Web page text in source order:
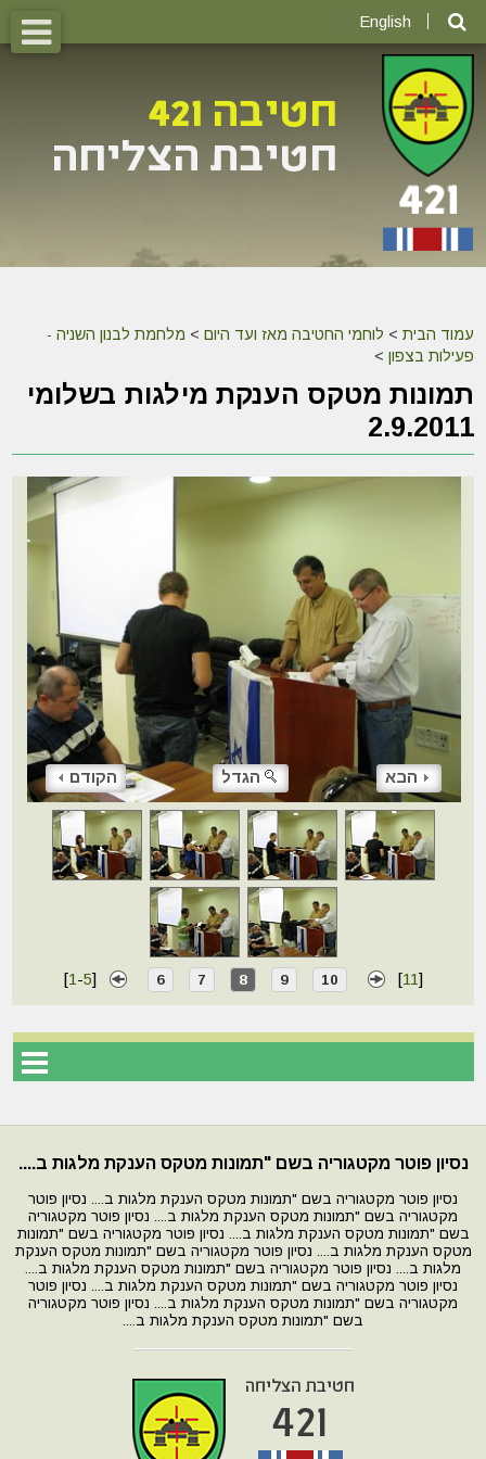
English
עמוד הבית > לוחמי החטיבה מאז ועד היום > מלחמת לבנון השניה -
פעילות בצפון >
תמונות מטקס הענקת מילגות בשלומי
2.9.2011
הקודם הגדל הבא
[1 -5] 6 7 8 9 10 [11]
נסיון פוטר מקטגוריה בשם "תמונות מטקס הענקת מלגות ב....
נסיון פוטר מקטגוריה בשם "תמונות מטקס הענקת מלגות ב.... נסיון פוטר
מקטגוריה בשם "תמונות מטקס הענקת מלגות ב.... נסיון פוטר מקטגוריה
בשם "תמונות מטקס הענקת מלגות ב.... נסיון פוטר מקטגוריה בשם "תמונות
מטקס הענקת מלגות ב.... נסיון פוטר מקטגוריה בשם "תמונות מטקס הענקת
מלגות ב.... נסיון פוטר מקטגוריה בשם "תמונות מטקס הענקת מלגות ב....
נסיון פוטר מקטגוריה בשם "תמונות מטקס הענקת מלגות ב.... נסיון פוטר
מקטגוריה בשם "תמונות מטקס הענקת מלגות ב.... נסיון פוטר מקטגוריה
בשם "תמונות מטקס הענקת מלגות ב....